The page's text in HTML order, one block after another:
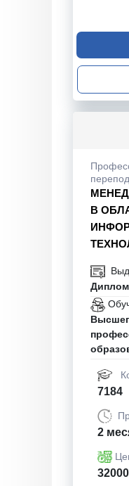
В
Диплом
7184
2
32000